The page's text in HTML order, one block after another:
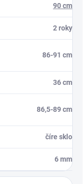
90 cm
2 roky
86-91 cm
36 cm
86,5-89 cm
číre sklo
6 mm